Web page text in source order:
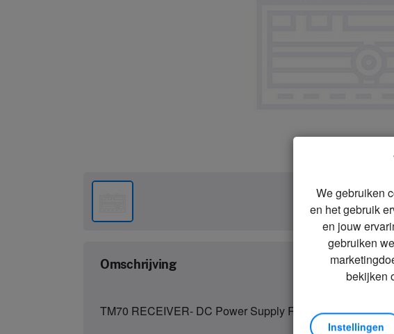
Omschrijving
TM70 RECEIVER- DC Power Supply RCAN
We gebruiken
en het gebruik
en jouw
gebruiken
bekijken
Instellingen